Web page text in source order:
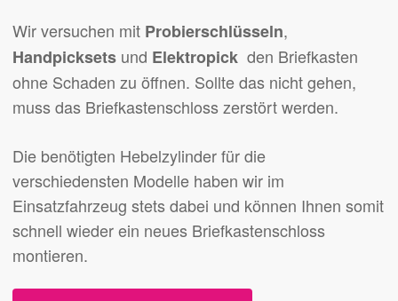
Wir versuchen mit Probierschlüsseln,
Handpicksets und Elektropick den Briefkasten
ohne Schaden zu öffnen. Sollte das nicht gehen,
muss das Briefkastenschloss zerstört werden.
Die benötigten Hebelzylinder für die
verschiedensten Modelle haben wir im
Einsatzfahrzeug stets dabei und können Ihnen somit
schnell wieder ein neues Briefkastenschloss
montieren.